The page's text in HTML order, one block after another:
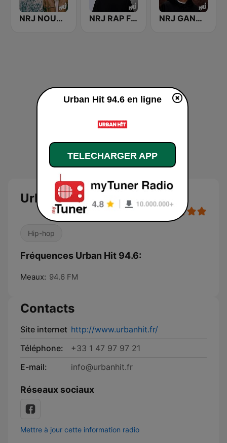
NRJ NOUVEAUTES RAP FRANCAIS NRJ RAP FRANCAIS NRJ GANGSTA RAP
Urban Hit 94.6
Hip-hop
Fréquences Urban Hit 94.6:
Meaux: 94.6 FM
Contacts
Site internet http://www.urbanhit.fr/
Téléphone:
+33 1 47 97 97 21
E-mail:
info@urbanhit.fr
Réseaux sociaux
Mettre à jour cette information radio
Urban Hit 94.6 en ligne
TELECHARGER APP